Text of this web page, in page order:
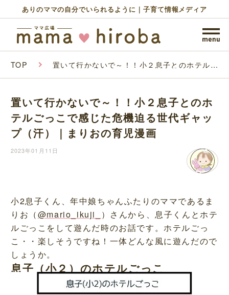
ありのママの自分でいられるように｜子育て情報メディア
TOP 置いて行かないで～！！小２息子とのホテルご
りおの育児漫画
置いて行かないで～！！小２息子とのホ
テルごっこで感じた危機迫る世代ギャッ
プ（汗）｜まりおの育児漫画
2023年01月11日
小2息子くん、年中娘ちゃんふたりのママであるま
りお（@mario_ikuji_
）さんから、息子くんとホテ
ルごっこをして遊んだ時のお話です。ホテルごっ
こ・・楽しそうですね！一体どんな風に遊んだので
しょうか。
息子（小２）のホテルごっこ